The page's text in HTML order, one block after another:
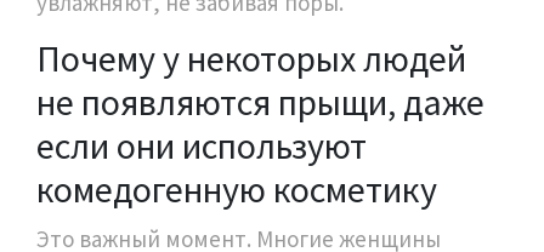
Почему у некоторых людей
не появляются прыщи, даже
если они используют
комедогенную косметику
Это важный момент. Многие женщины